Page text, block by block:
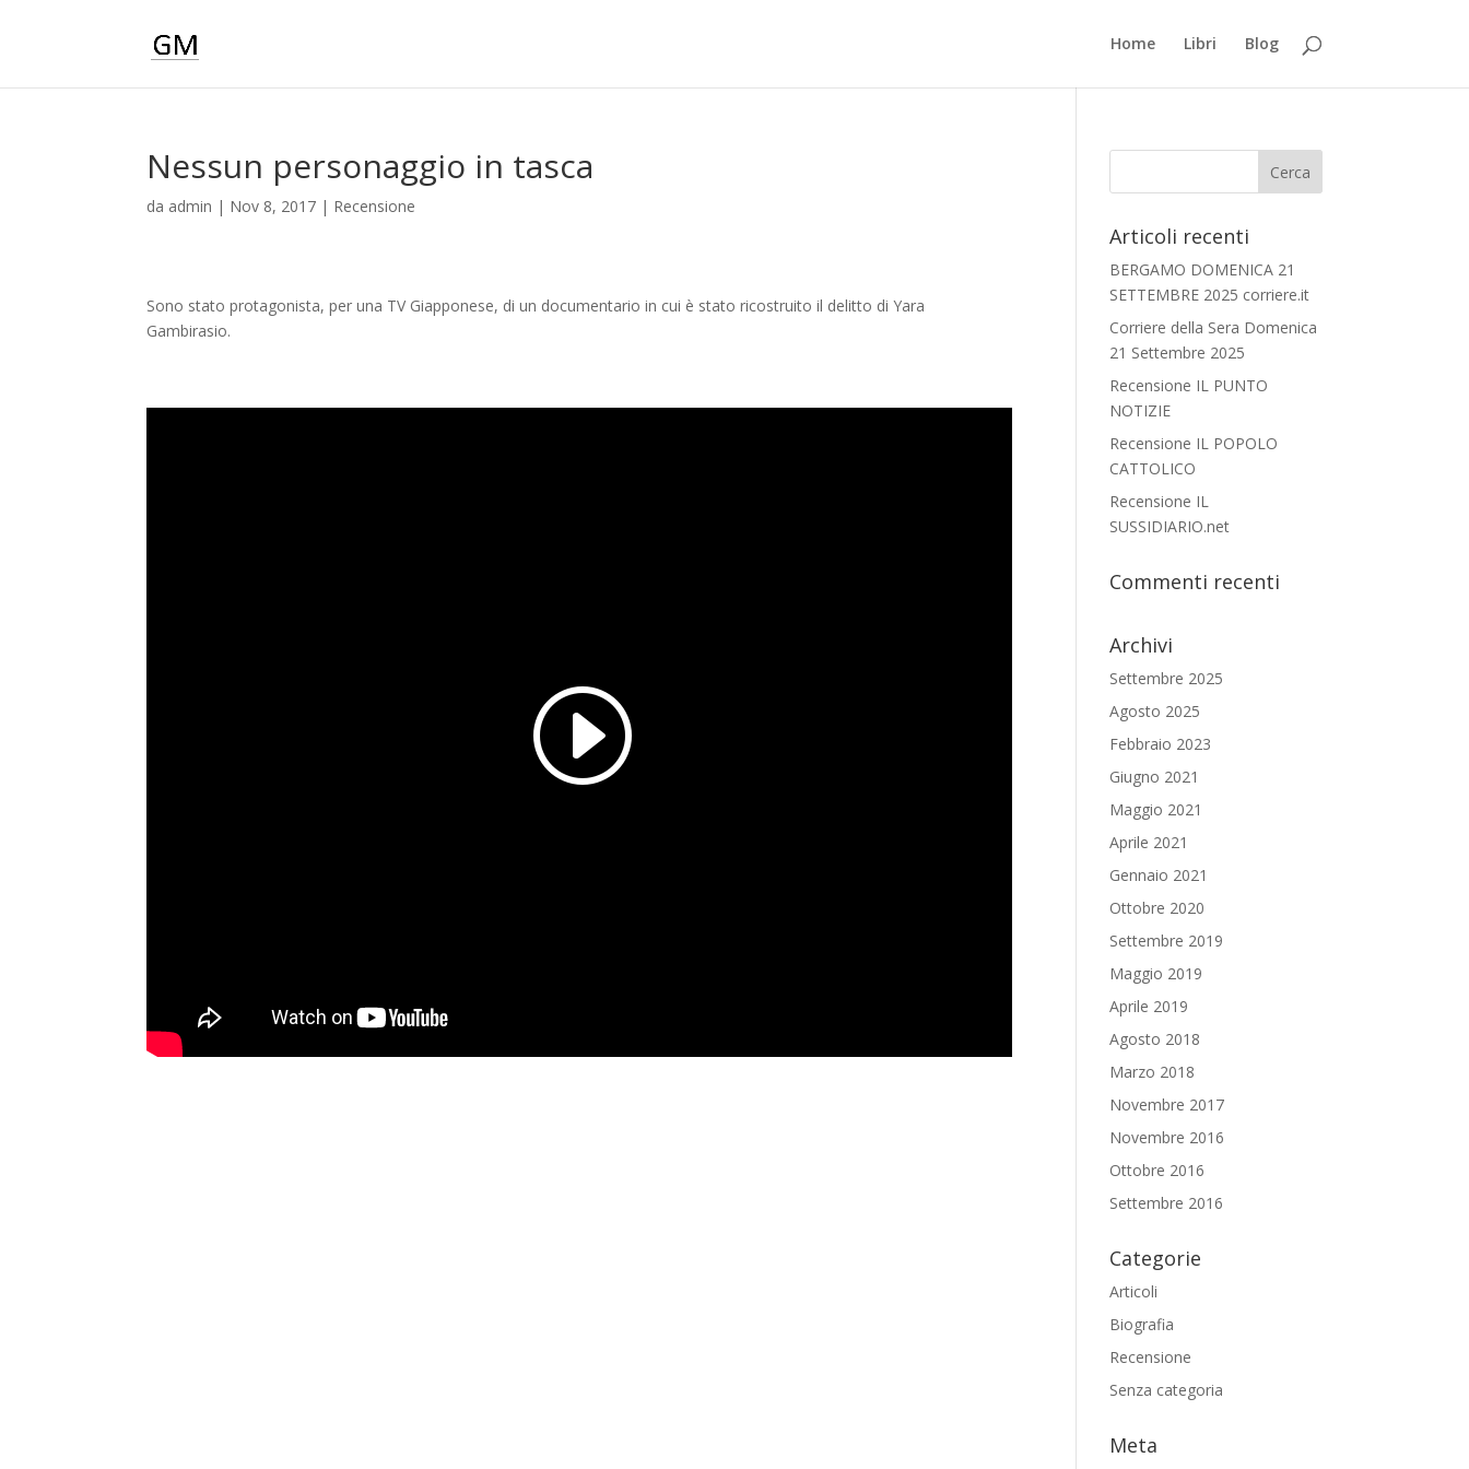
Home Libri Blog
Nessun personaggio in tasca
da admin | Nov 8, 2017 | Recensione
Sono stato protagonista, per una TV Giapponese, di un documentario in cui è stato ricostruito il delitto di Yara
Gambirasio.
Articoli recenti
BERGAMO DOMENICA 21
SETTEMBRE 2025 corriere.it
Corriere della Sera Domenica
21 Settembre 2025
Recensione IL PUNTO
NOTIZIE
Recensione IL POPOLO
CATTOLICO
Recensione IL
SUSSIDIARIO.net
Commenti recenti
Archivi
Settembre 2025
Agosto 2025
Febbraio 2023
Giugno 2021
Maggio 2021
Aprile 2021
Gennaio 2021
Ottobre 2020
Settembre 2019
Maggio 2019
Aprile 2019
Agosto 2018
Marzo 2018
Novembre 2017
Novembre 2016
Ottobre 2016
Settembre 2016
Categorie
Articoli
Biografia
Recensione
Senza categoria
Meta